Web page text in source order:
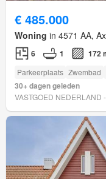
€ 485.000
Woning in 4571 AA,
6 1 172
Parkeerplaats Zwembad
30+ dagen geleden
VASTGOED NEDERLAND